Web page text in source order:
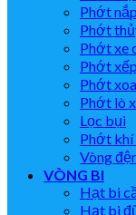
Phớt
Phớt
Phớt xe
Phớt
Phớt
Phớt lò
Lọc bụi
Phớt khí
Vòng
VÒNG BI
Hạt bi
Hạt bi